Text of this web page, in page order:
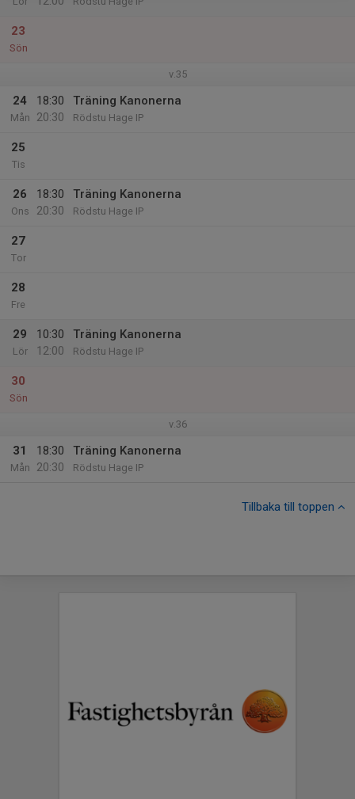
23
Sön
v.35
24
Mån
18:30
20:30
Träning Kanonerna
Rödstu Hage IP
25
Tis
26
Ons
18:30
20:30
Träning Kanonerna
Rödstu Hage IP
27
Tor
28
Fre
29
Lör
10:30
12:00
Träning Kanonerna
Rödstu Hage IP
30
Sön
v.36
31
Mån
18:30
20:30
Träning Kanonerna
Rödstu Hage IP
Tillbaka till toppen